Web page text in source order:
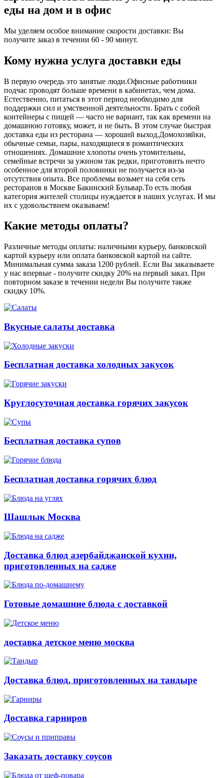
еды на дом и в офис
Мы уделяем особое внимание скорости доставки: Вы
получите заказ в течении 60 - 90 минут.
Кому нужна услуга доставки еды
В первую очередь это занятые люди.Офисные работники
подчас проводят больше времени в кабинетах, чем дома.
Естественно, питаться в этот период необходимо для
поддержки сил и умственной деятельности. Брать с собой
контейнеры с пищей ― часто не вариант, так как времени на
домашнюю готовку, может, и не быть. В этом случае быстрая
доставка еды из ресторана ― хороший выход.Домохозяйки,
обычные семьи, пары, находящиеся в романтических
отношениях. Домашние хлопоты очень утомительны,
семейные встречи за ужином так редки, приготовить нечто
особенное для второй половинки не получается из-за
отсутствия опыта. Все проблемы возьмет на себя сеть
ресторанов в Москве Бакинский Бульвар.То есть любая
категория жителей столицы нуждается в наших услугах. И мы
их с удовольствием оказываем!
Какие методы оплаты?
Различные методы оплаты: наличными курьеру, банковской
картой курьеру или оплата банковской картой на сайте.
Минимальная сумма заказа 1200 рублей. Если Вы заказываете
у нас впервые - получите скидку 20% на первый заказ. При
повторном заказе в течении недели Вы получите также
скидку 10%.
Вкусные салаты доставка
Бесплатная доставка холодных закусок
Круглосуточная доставка горячих закусок
Бесплатная доставка супов
Бесплатная доставка горячих блюд
Шашлык Москва
Доставка блюд азербайджанской кухни,
приготовленных на садже
Готовые домашние блюда с доставкой
доставка детское меню москва
Доставка блюд, приготовленных на тандыре
Доставка гарниров
Заказать доставку соусов